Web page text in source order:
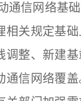
通信网络基
相关规定基
调整、新建
通信网络覆